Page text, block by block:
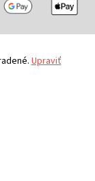
Upraviť